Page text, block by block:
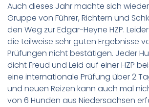
Auch dieses Jahr machte sich
Gruppe von Führer, Richtern und
den Weg zur Edgar-Heyne HZP.
die teilweise sehr guten Ergebnisse
Prüfungen nicht bestätigen. Jeder
dicht Freud und Leid auf einer HZP
eine internationale Prüfung über 2
und neuen Reizen kann auch mal
von 6 Hunden aus Niedersachsen